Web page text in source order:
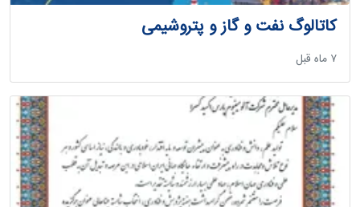
کاتالوگ نفت و گاز و پتروشیمی
‫۷ ماه قبل